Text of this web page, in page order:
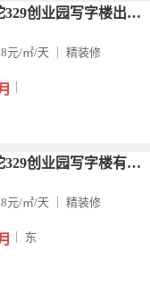
宁波镇海区骆驼329创业园写字楼出租162平米
元/㎡/天 ｜ 精装修
宁波镇海区骆驼329创业园写字楼有办公室157平米出租
元/㎡/天 ｜ 精装修
｜ 东